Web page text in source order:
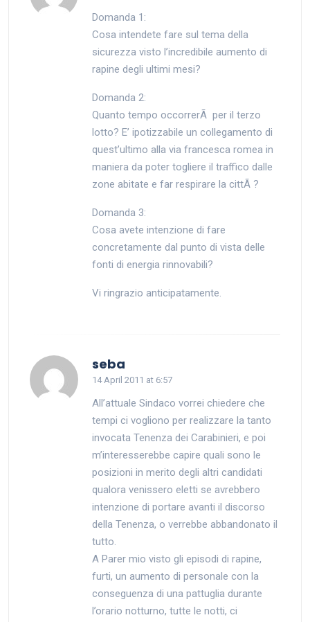
Domanda 1:
Cosa intendete fare sul tema della
sicurezza visto l’incredibile aumento di
rapine degli ultimi mesi?
Domanda 2:
Quanto tempo occorrerÃ per il terzo
lotto? E’ ipotizzabile un collegamento di
quest’ultimo alla via francesca romea in
maniera da poter togliere il traffico dalle
zone abitate e far respirare la cittÃ ?
Domanda 3:
Cosa avete intenzione di fare
concretamente dal punto di vista delle
fonti di energia rinnovabili?
Vi ringrazio anticipatamente.
seba
14 April 2011 at 6:57
All’attuale Sindaco vorrei chiedere che
tempi ci vogliono per realizzare la tanto
invocata Tenenza dei Carabinieri, e poi
m’interesserebbe capire quali sono le
posizioni in merito degli altri candidati
qualora venissero eletti se avrebbero
intenzione di portare avanti il discorso
della Tenenza, o verrebbe abbandonato il
tutto.
A Parer mio visto gli episodi di rapine,
furti, un aumento di personale con la
conseguenza di una pattuglia durante
l’orario notturno, tutte le notti, ci